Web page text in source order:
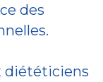
des
diététiciens